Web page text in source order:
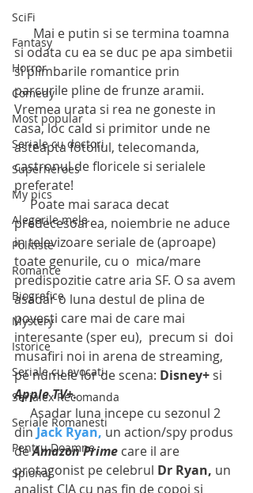
SciFi
Fantasy
Horror
Comedy
Most popular
Seriale cu doctori
Superheroes
My pics
Alegerile mele
Politiste
Romance
Biografice
Mystery
Istorice
Seriale cu avocati
Serialex Recomanda
Seriale Romanesti
Pentru Doamne
Spionaj
si odata cu ea se duc pe apa simbetii
si plimbarile romantice prin
parcurile pline de frunze aramii.
Vremea urata si rea ne goneste in
casa, loc cald si primitor unde ne
asteapta fotoliul, telecomanda,
castronul de floricele si serialele
preferate!
     Poate mai saraca decat
predecesoarea, noiembrie ne aduce
in televizoare seriale de (aproape)
toate genurile, cu o  mica/mare
predispozitie catre aria SF. O sa avem
asadar o luna destul de plina de
povesti care mai de care mai
interesante (sper eu),  precum si  doi
musafiri noi in arena de streaming,
pe numele lor de scena: Disney+ si
Apple TV+.
din Jack Ryan, un action/spy produs
de Amazon Prime care il are
protagonist pe celebrul Dr Ryan, un
analist CIA cu nas fin de copoi si